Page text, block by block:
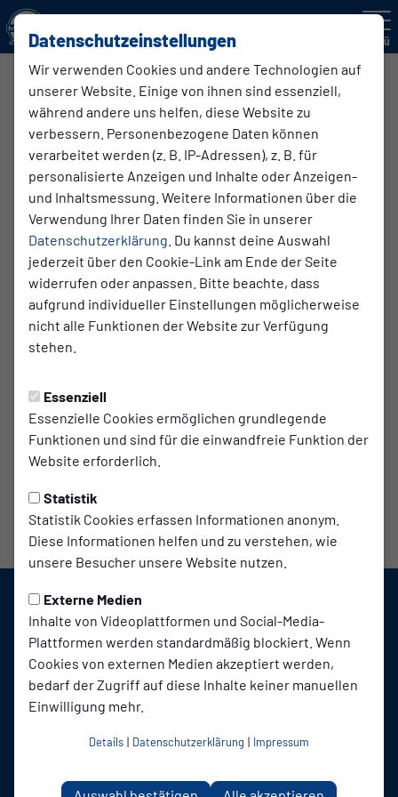
Datenschutzeinstellungen
Wir verwenden Cookies und andere Technologien auf
unserer Website. Einige von ihnen sind essenziell,
während andere uns helfen, diese Website zu
verbessern. Personenbezogene Daten können
verarbeitet werden (z. B. IP-Adressen), z. B. für
personalisierte Anzeigen und Inhalte oder Anzeigen-
und Inhaltsmessung. Weitere Informationen über die
Verwendung Ihrer Daten finden Sie in unserer
Datenschutzerklärung . Du kannst deine Auswahl
jederzeit über den Cookie-Link am Ende der Seite
widerrufen oder anpassen. Bitte beachte, dass
aufgrund individueller Einstellungen möglicherweise
nicht alle Funktionen der Website zur Verfügung
stehen.
Essenziell
Essenzielle Cookies ermöglichen grundlegende
Funktionen und sind für die einwandfreie Funktion der
Website erforderlich.
Statistik
Statistik Cookies erfassen Informationen anonym.
Diese Informationen helfen und zu verstehen, wie
unsere Besucher unsere Website nutzen.
Externe Medien
Inhalte von Videoplattformen und Social-Media-
Plattformen werden standardmäßig blockiert. Wenn
Cookies von externen Medien akzeptiert werden,
bedarf der Zugriff auf diese Inhalte keiner manuellen
Einwilligung mehr.
Details | Datenschutzerklärung | Impressum
Menü
JSG D3-Junioren
Übersicht Kader Spielplan und Ergebnisse Tabelle